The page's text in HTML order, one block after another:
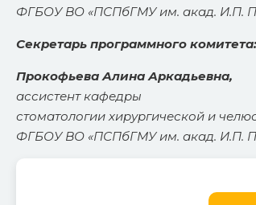
ФГБОУ ВО «ПСПбГМУ им. акад. И.П.
Секретарь программного комитета:
Прокофьева Алина Аркадьевна,
ассистент кафедры
стоматологии хирургической и
ФГБОУ ВО «ПСПбГМУ им. акад. И.П.